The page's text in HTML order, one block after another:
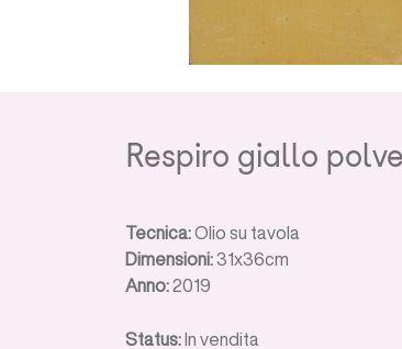
Respiro giallo
Tecnica:Olio su tavola
Dimensioni:31x36cm
Anno: 2019
Status: In vendita